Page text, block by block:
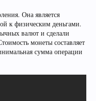
Она является
к физическим деньгами.
валют и сделали
монеты составляет
сумма операции